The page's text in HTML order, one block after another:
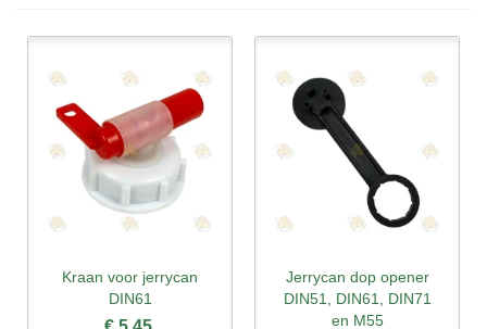
Kraan voor jerrycan
DIN61
Jerrycan dop opener
DIN51, DIN61, DIN71
en M55